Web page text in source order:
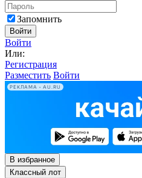
Запомнить
Войти
Войти
Или:
Регистрация
Разместить Войти
РЕКЛАМА • AU.RU
В избранное
Классный лот